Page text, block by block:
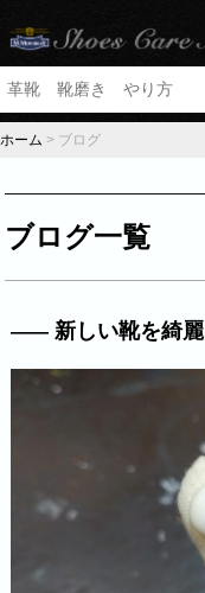
ホーム > ブログ
ブログ一覧
新しい靴を綺